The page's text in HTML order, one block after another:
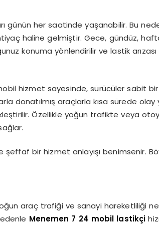
günün her saatinde yaşanabilir. Bu
haline gelmiştir. Gece, gündüz,
konuma yönlendirilir ve lastik arızası
hizmet sayesinde, sürücüler sabit
donatılmış araçlarla kısa sürede olay
Özellikle yoğun trafikte veya
şeffaf bir hizmet anlayışı benimsenir.
araç trafiği ve sanayi hareketliliği
Menemen 7 24 mobil lastikçi